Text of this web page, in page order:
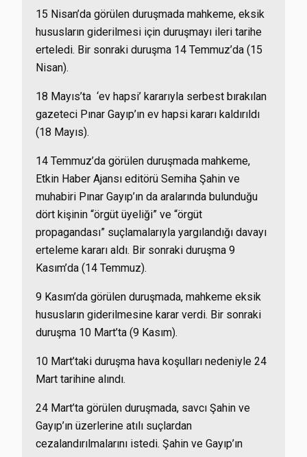
15 Nisan’da görülen duruşmada mahkeme, eksik
hususların giderilmesi için duruşmayı ileri tarihe
erteledi. Bir sonraki duruşma 14 Temmuz’da (15
Nisan).
18 Mayıs’ta ‘ev hapsi’ kararıyla serbest bırakılan
gazeteci Pınar Gayıp’ın ev hapsi kararı kaldırıldı
(18 Mayıs).
14 Temmuz’da görülen duruşmada mahkeme,
Etkin Haber Ajansı editörü Semiha Şahin ve
muhabiri Pınar Gayıp’ın da aralarında bulunduğu
dört kişinin “örgüt üyeliği” ve “örgüt
propagandası” suçlamalarıyla yargılandığı davayı
erteleme kararı aldı. Bir sonraki duruşma 9
Kasım’da (14 Temmuz).
9 Kasım’da görülen duruşmada, mahkeme eksik
hususların giderilmesine karar verdi. Bir sonraki
duruşma 10 Mart’ta (9 Kasım).
10 Mart’taki duruşma hava koşulları nedeniyle 24
Mart tarihine alındı.
24 Mart’ta görülen duruşmada, savcı Şahin ve
Gayıp’ın üzerlerine atılı suçlardan
cezalandırılmalarını istedi. Şahin ve Gayıp’ın